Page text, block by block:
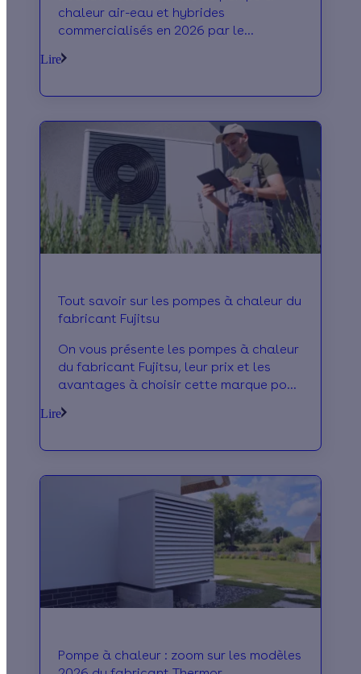
chaleur air-eau et hybrides
commercialisés en 2026 par le
Lire
Tout savoir sur les pompes à chaleur du
fabricant Fujitsu
On vous présente les pompes à chaleur
du fabricant Fujitsu, leur prix et les
avantages à choisir cette marque pour
Lire
Pompe à chaleur : zoom sur les modèles